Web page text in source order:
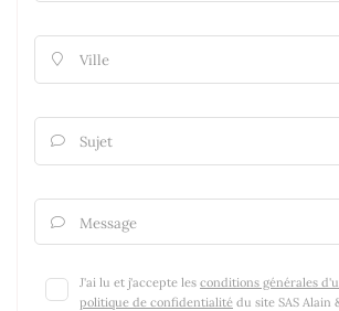
 Ville
 Sujet
 Message
J'ai lu et j'accepte les conditions générales
politique de confidentialité du site SAS Alain